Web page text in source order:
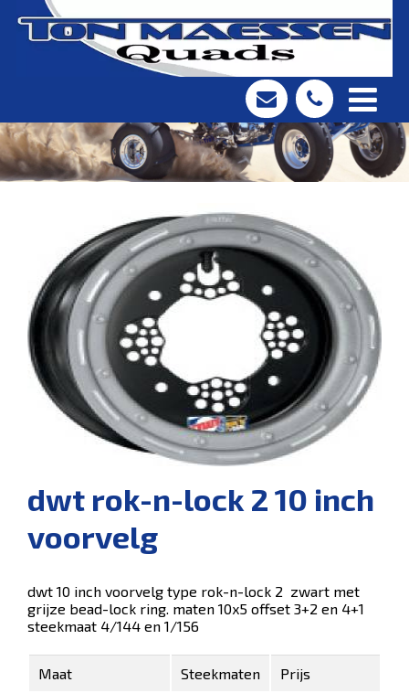
dwt rok-n-lock 2 10 inch
voorvelg
dwt 10 inch voorvelg type rok-n-lock 2 zwart met
grijze bead-lock ring. maten 10x5 offset 3+2 en 4+1
steekmaat 4/144 en 1/156
Maat Steekmaten Prijs